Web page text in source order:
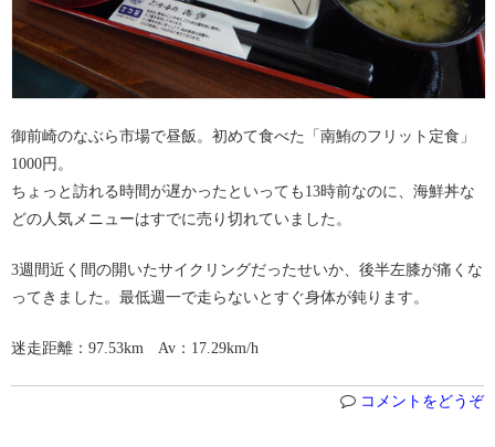
御前崎のなぶら市場で昼飯。初めて食べた「南鮪のフリット定食」
1000円。
ちょっと訪れる時間が遅かったといっても13時前なのに、海鮮丼な
どの人気メニューはすでに売り切れていました。
3週間近く間の開いたサイクリングだったせいか、後半左膝が痛くな
ってきました。最低週一で走らないとすぐ身体が鈍ります。
迷走距離：97.53km Av：17.29km/h
コメントをどうぞ